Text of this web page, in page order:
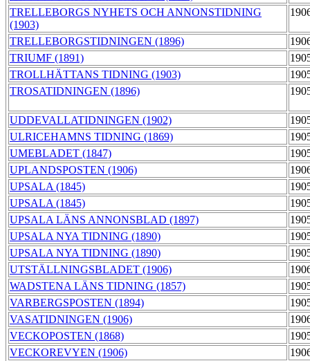
TRELLEBORGS NYHETS OCH ANNONSTIDNING
(1903)
TRELLEBORGSTIDNINGEN (1896)
TRIUMF (1891)
TROLLHÄTTANS TIDNING (1903)
TROSATIDNINGEN (1896)
UDDEVALLATIDNINGEN (1902)
ULRICEHAMNS TIDNING (1869)
UMEBLADET (1847)
UPLANDSPOSTEN (1906)
UPSALA (1845)
UPSALA (1845)
UPSALA LÄNS ANNONSBLAD (1897)
UPSALA NYA TIDNING (1890)
UPSALA NYA TIDNING (1890)
UTSTÄLLNINGSBLADET (1906)
WADSTENA LÄNS TIDNING (1857)
VARBERGSPOSTEN (1894)
VASATIDNINGEN (1906)
VECKOPOSTEN (1868)
VECKOREVYEN (1906)